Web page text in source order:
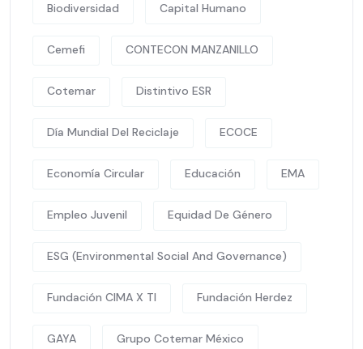
Biodiversidad Capital Humano
Cemefi CONTECON MANZANILLO
Cotemar Distintivo ESR
Día Mundial Del Reciclaje ECOCE
Economía Circular Educación EMA
Empleo Juvenil Equidad De Género
ESG (Environmental Social And Governance)
Fundación CIMA X TI Fundación Herdez
GAYA Grupo Cotemar México